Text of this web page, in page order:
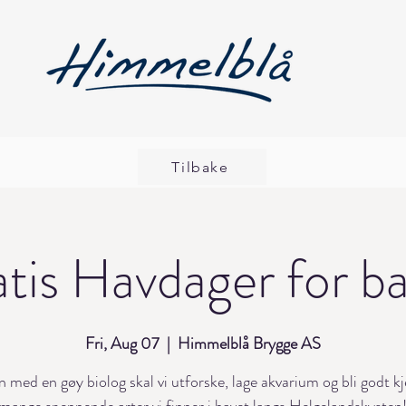
Tilbake
Havdager for
Fri, Aug 07
  |
Himmelblå Brygge AS
med en gøy biolog skal vi utforske, lage akvarium og bli godt